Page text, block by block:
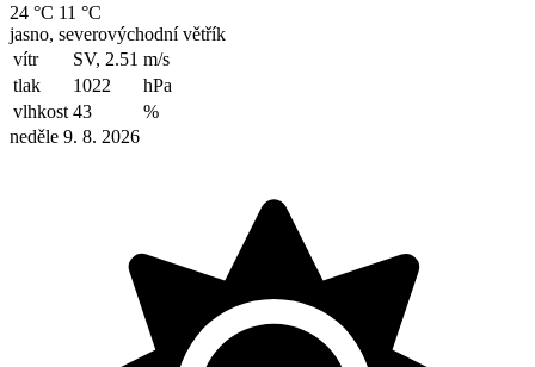
24 °C 11 °C
jasno, severovýchodní větřík
vítr
SV, 2.51 m/s
tlak
1022
hPa
vlhkost 43
%
neděle 9. 8. 2026